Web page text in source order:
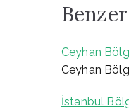
Ceyhan
Ceyhan
İstanbul